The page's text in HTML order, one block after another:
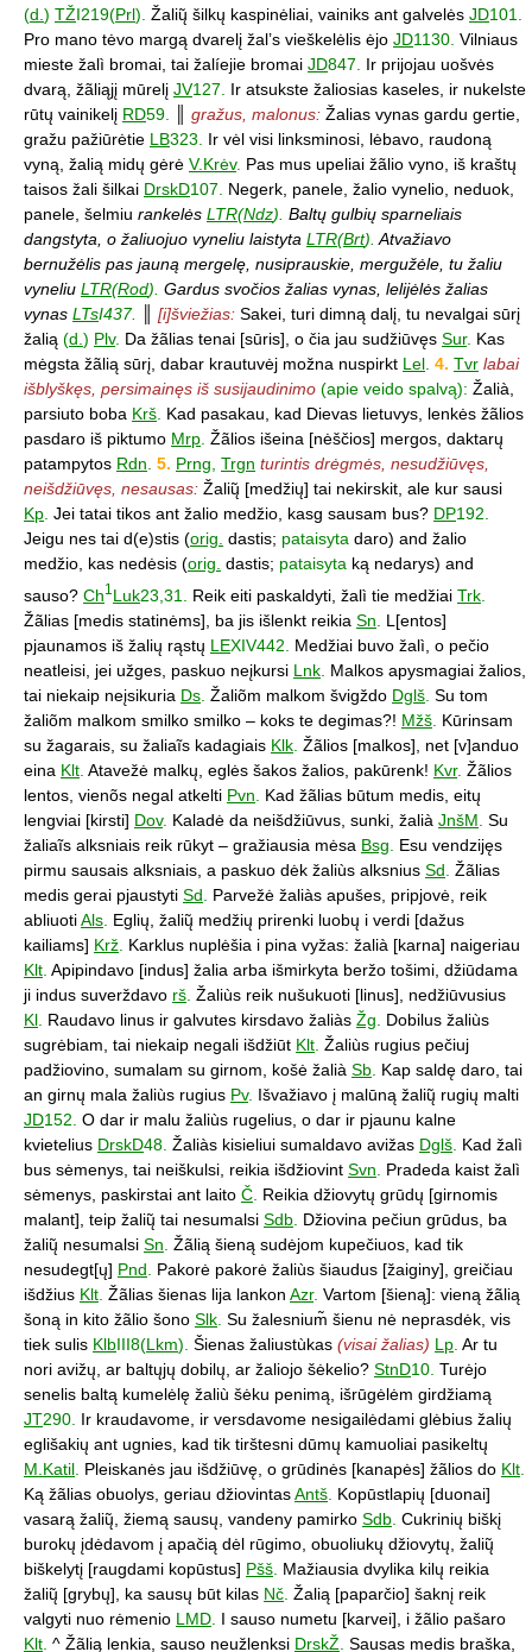
(d. ) TŽI219(Prl). Žalių̃ šilkų kaspinėliai, vainiks ant galvelės JD101.
Pro mano tėvo margą dvarelį žal’s vieškelėlis ėjo JD1130. Vilniaus
mieste žalì bromai, tai žalíejie bromai JD847.
Ir prijojau uošvės
dvarą, žãliąjį mūrelį JV127.
Ir atsukste žaliosias kaseles, ir nukelste
rūtų vainikelį RD59. gražus, malonus: Žalias vynas gardu gertie,
gražu pažiūrėtie LB323.
Ir vėl visi linksminosi, lėbavo, raudoną
vyną, žalią midų gėrė V.Krėv. Pas mus upeliai žãlio vyno, iš kraštų
taisos žali šilkai DrskD107.
Negerk, panele, žalio vynelio, neduok,
panele, šelmiu rankelės LTR(Ndz). Baltų gulbių sparneliais
dangstyta, o žaliuojuo vyneliu laistyta LTR(Brt). Atvažiavo
bernužėlis pas jauną mergelę, nusiprauskie, mergužėle, tu žaliu
vyneliu LTR(Rod). Gardus svočios žalias vynas, lelijėlės žalias
vynas LTsI437. [i]šviežias: Sakei, turi dimną dalį, tu nevalgai sūrį
žalią (d. ) Plv. Da žãlias tenai [sūris], o čia jau sudžiūvęs Sur. Kas
mėgsta žãlią sūrį, dabar krautuvėj možna nuspirkt Lel 4. Tvr labai
išblyškęs, persimainęs iš susijaudinimo (apie veido spalvą): Žalià,
parsiuto boba Krš Kad pasakau, kad Dievas lietuvys, lenkės žãlios
pasdaro iš piktumo Mrp Žãlios išeina [nėščios] mergos, daktarų
patampytos Rdn 5. Prng Trgn turintis drėgmės, nesudžiūvęs,
neišdžiūvęs, nesausas: Žalių̃ [medžių] tai nekirskit, ale kur sausi
Kp Jei tatai tikos ant žalio medžio, kasg sausam bus? DP192.
Jeigu nes tai d(e)stis (orig. dastis; pataisyta daro) and žalio
medžio, kas nedėsis (orig. dastis; pataisyta ką nedarys) and
sauso? Ch1 Luk23,31. Reik eiti paskaldyti, žalì tie medžiai Trk
Žãlias [medis statinėms], ba jis išlenkt reikia Sn
L[entos]
pjaunamos iš žalių rąstų LEXIV442.
Medžiai buvo žalì, o pečio
neatleisi, jei užges, paskuo neįkursi Lnk Malkos apysmagiai žalios,
tai niekaip neįsikuria Ds Žaliõm malkom švigždo Dglš Su tom
žaliõm malkom smilko smilko – koks te degimas?! Mžš Kūrinsam
su žagarais, su žaliaĩs kadagiais Klk Žãlios [malkos], net [v]anduo
eina Klt Atavežė malkų, eglės šakos žalios, pakūrenk! Kvr. Žãlios
lentos, vienõs negal atkelti Pvn
Kad žãlias būtum medis, eitų
lengviai [kirsti] Dov. Kaladė da neišdžiūvus, sunki, žalià JnšM Su
žaliaĩs alksniais reik rūkyt – gražiausia mėsa Bsg
Esu vendzijęs
pirmu sausais alksniais, a paskuo dėk žaliùs alksnius Sd Žãlias
medis gerai pjaustyti Sd
Parvežė žaliàs apušes, pripjovė, reik
abliuotiAls Eglių, žalių̃ medžių prirenki luobų i verdi [dažus
kailiams] Krž Karklus nuplėšia i pina vyžas: žalià [karna] naigeriau
Klt Apipindavo [indus] žalia arba išmirkyta beržo tošimi, džiūdama
ji indus suverždavo rš Žaliùs reik nušukuoti [linus], nedžiūvusius
Kl Raudavo linus ir galvutes kirsdavo žaliàs Žg
Dobilus žaliùs
sugrėbiam, tai niekaip negali išdžiūt Klt Žaliùs rugius pečiuj
padžiovino, sumalam su girnom, košė žalià Sb Kap saldę daro, tai
an girnų mala žaliùs rugius Pv. Išvažiavo į malūną žalių̃ rugių malti
JD152. O dar ir malu žaliùs rugelius, o dar ir pjaunu kalne
kvietelius DrskD48. Žaliàs kisieliui sumaldavo avižas Dglš Kad žalì
bus sėmenys, tai neiškulsi, reikia išdžiovint Svn
Pradeda kaist žalì
sėmenys, paskirstai ant laito Č Reikia džiovytų grūdų [girnomis
malant], teip žalių̃ tai nesumalsi Sdb Džiovina pečiun grūdus, ba
žalių̃ nesumalsi Sn Žãlią šieną sudėjom kupečiuos, kad tik
nesudegt[ų] Pnd
Pakorė pakorė žaliùs šiaudus [žaiginy], greičiau
išdžius Klt Žãlias šienas lija lankon Azr. Vartom [šieną]: vieną žãlią
šoną in kito žãlio šono Slk Su žalesnium̃ šienu nė neprasdėk, vis
tiek sulis KlbIII8(Lkm). Šienas žaliustùkas (visai žalias) Lp Ar tu
nori avižų, ar baltųjų dobilų, ar žaliojo šėkelio? StnD10. Turėjo
senelis baltą kumelėlę žaliù šėku penimą, išrūgėlėm girdžiamą
JT290. Ir kraudavome, ir versdavome nesigailėdami glėbius žalių
eglišakių ant ugnies, kad tik tirštesni dūmų kamuoliai pasikeltų
M.Katil Pleiskanės jau išdžiūvę, o grūdinės [kanapės] žãlios do Klt
Ką žãlias obuolys, geriau džiovintasAntš Kopūstlapių [duonai]
vasarą žalių̃, žiemą sausų, vandeny pamirko Sdb Cukrinių biškį
burokų įdėdavom į apačią dėl rūgimo, obuoliukų džiovytų, žalių̃
biškelytį [raugdami kopūstus] Pšš Mažiausia dvylika kilų reikia
žalių̃ [grybų], ka sausų būt kilas Nč Žalią [paparčio] šaknį reik
valgyti nuo rėmenio LMD I sauso numetu [karvei], i žãlio pašaro
Klt ^ Žãlią lenkia, sauso neužlenksi DrskŽ Sausas medis braška,